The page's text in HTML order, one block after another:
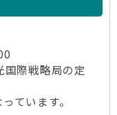
際戦略局の定
ています。